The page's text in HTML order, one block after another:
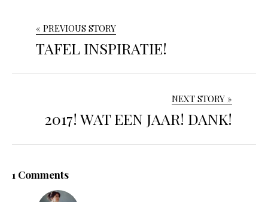
« PREVIOUS STORY
TAFEL INSPIRATIE!
NEXT STORY »
2017! WAT EEN JAAR! DANK!
1 Comments